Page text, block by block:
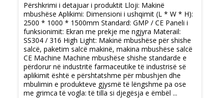
Përshkrimi i detajuar i produktit Lloji: Makinë
mbushëse Aplikimi: Dimensioni i ushqimit (L * W * H):
2500 * 1000 * 1500mm Standard: GMP / CE Paneli i
funksionimit: Ekran me prekje me ngjyra Materail:
SS304 / 316 High Light: Makinë mbushëse për shishe
salcë, paketim salcë makinë, makina mbushëse salcë
CE Machine Machine mbushëse shishe standarde e
përdorur në industritë farmaceutike të industrisë së
aplikimit është e përshtatshme për mbushjen dhe
mbulimin e produkteve gjysmë të lëngshme pa ose
me grimca të vogla: të tilla si djegësja e ëmbël ...